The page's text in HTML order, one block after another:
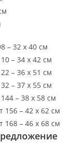
– 32 х 40 см
– 34 х 42 см
– 36 х 51 см
– 37 х 55 см
– 38 х 58 см
156 – 42 х 62 см
168 – 46 х 68 см